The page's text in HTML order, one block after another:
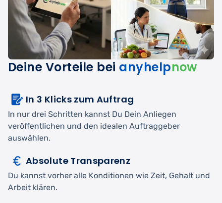
Deine Vorteile bei anyhelpnow
In 3 Klicks zum Auftrag
In nur drei Schritten kannst Du Dein Anliegen
veröffentlichen und den idealen Auftraggeber
auswählen.
Absolute Transparenz
Du kannst vorher alle Konditionen wie Zeit, Gehalt und
Arbeit klären.